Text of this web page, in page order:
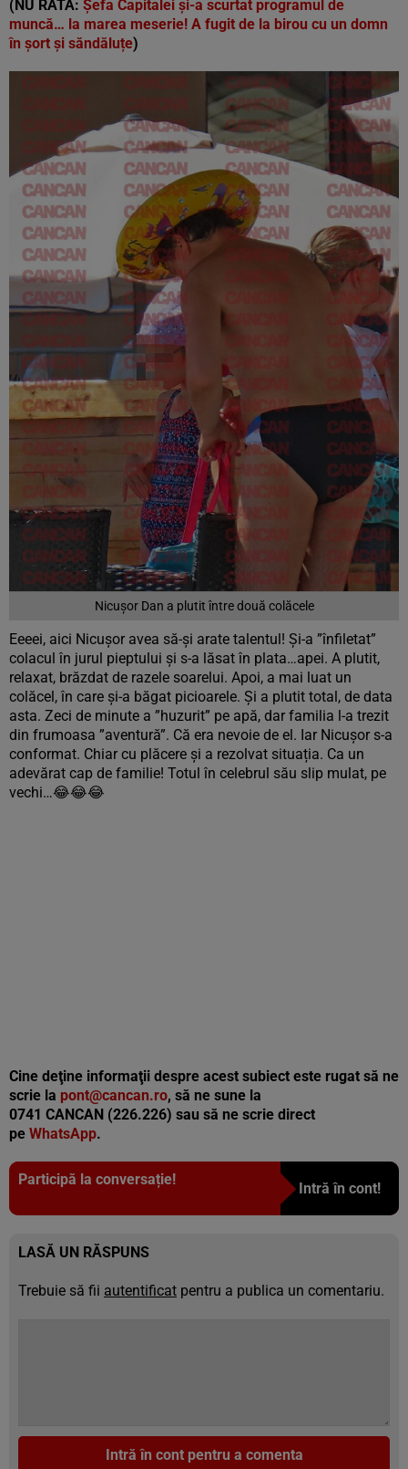
(NU RATA: Șefa Capitalei și-a scurtat programul de
muncă… la marea meserie! A fugit de la birou cu un domn
în șort și săndăluțe)
Nicușor Dan a plutit între două colăcele
Eeeei, aici Nicușor avea să-și arate talentul! Și-a ”înfiletat”
colacul în jurul pieptului și s-a lăsat în plata…apei. A plutit,
relaxat, brăzdat de razele soarelui. Apoi, a mai luat un
colăcel, în care și-a băgat picioarele. Și a plutit total, de data
asta. Zeci de minute a ”huzurit” pe apă, dar familia l-a trezit
din frumoasa ”aventură”. Că era nevoie de el. Iar Nicușor s-a
conformat. Chiar cu plăcere și a rezolvat situația. Ca un
adevărat cap de familie! Totul în celebrul său slip mulat, pe
vechi…😂😂😂
Cine deţine informaţii despre acest subiect este rugat să ne
scrie la pont@cancan.ro, să ne sune la
0741 CANCAN (226.226) sau să ne scrie direct
pe WhatsApp.
Participă la conversație!
Intră în cont!
LASĂ UN RĂSPUNS
Trebuie să fii autentificat pentru a publica un comentariu.
Intră în cont pentru a comenta